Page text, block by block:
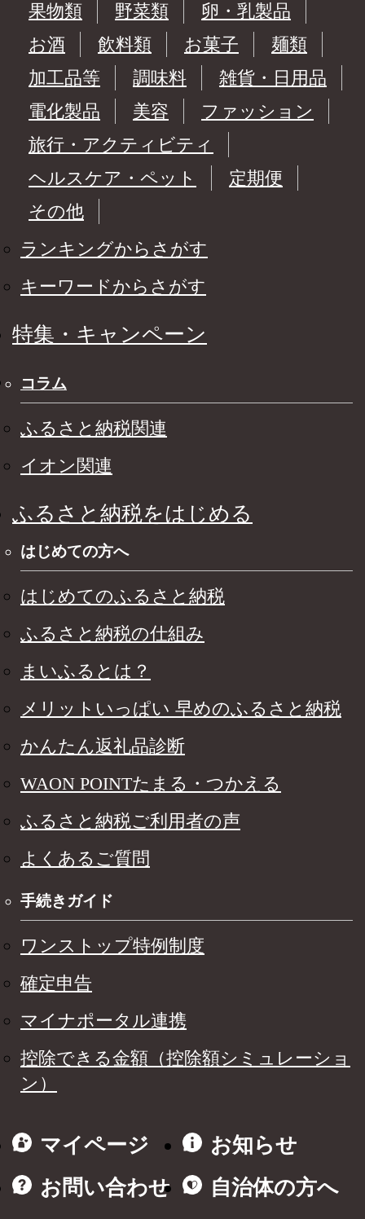
果物類
野菜類
卵・乳製品
お酒
飲料類 お菓子
麺類
加工品等
調味料
雑貨・日用品
電化製品
美容
ファッション
旅行・アクティビティ
ヘルスケア・ペット
定期便
その他
ランキングからさがす
キーワードからさがす
特集・キャンペーン
コラム
ふるさと納税関連
イオン関連
ふるさと納税をはじめる
はじめての方へ
はじめてのふるさと納税
ふるさと納税の仕組み
まいふるとは？
メリットいっぱい 早めのふるさと納税
かんたん返礼品診断
WAON POINTたまる・つかえる
ふるさと納税ご利用者の声
よくあるご質問
手続きガイド
ワンストップ特例制度
確定申告
マイナポータル連携
控除できる金額（控除額シミュレーショ
ン）
マイページ
お知らせ
お問い合わせ
自治体の方へ